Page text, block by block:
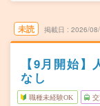
未読 掲載日 2026/
【9月開始
なし
職種未経験OK